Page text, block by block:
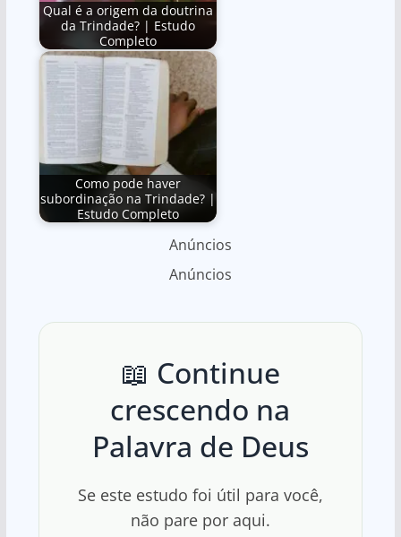
Qual é a origem da doutrina
da Trindade? | Estudo
Completo
Como pode haver
subordinação na Trindade? |
Estudo Completo
Anúncios
Anúncios
📖 Continue
crescendo na
Palavra de Deus
Se este estudo foi útil para você,
não pare por aqui.